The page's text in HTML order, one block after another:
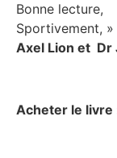
Bonne lecture,
Sportivement, »
Axel Lion et Dr
Acheter le livre